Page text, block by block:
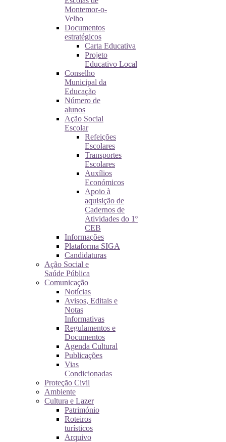
Montemor-o-
Velho
Documentos
estratégicos
Carta Educativa
Projeto
Educativo Local
Conselho
Municipal da
Educação
Número de
alunos
Ação Social
Escolar
Refeições
Escolares
Transportes
Escolares
Auxílios
Económicos
Apoio à
aquisição de
Cadernos de
Atividades do 1º
CEB
Informações
Plataforma SIGA
Candidaturas
Ação Social e
Saúde Pública
Comunicação
Notícias
Avisos, Editais e
Notas
Informativas
Regulamentos e
Documentos
Agenda Cultural
Publicações
Vias
Condicionadas
Proteção Civil
Ambiente
Cultura e Lazer
Património
Roteiros
turísticos
Arquivo